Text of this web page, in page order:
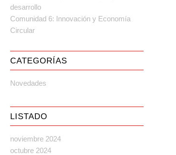
desarrollo
Comunidad 6: Innovación y Economía
Circular
CATEGORÍAS
Novedades
LISTADO
noviembre 2024
octubre 2024